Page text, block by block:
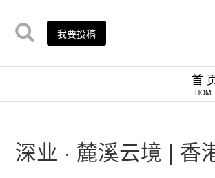
我要投稿
首
HOME
深业 · 麓溪云境 | 香